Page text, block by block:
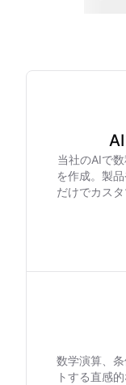
当社のAIで
を作成。製
だけでカス
数学演算、
トする直感